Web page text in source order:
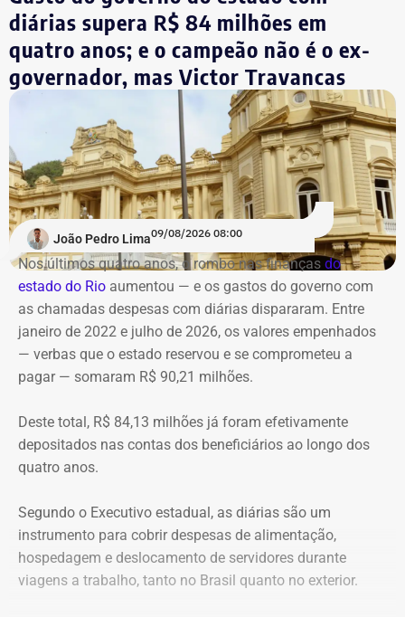
diárias supera R$ 84 milhões em
quatro anos; e o campeão não é o ex-
governador, mas Victor Travancas
João Pedro Lima09/08/2026 08:00
Nos últimos quatro anos, o rombo nas finanças do
estado do Rio aumentou — e os gastos do governo com
as chamadas despesas com diárias dispararam. Entre
janeiro de 2022 e julho de 2026, os valores empenhados
— verbas que o estado reservou e se comprometeu a
pagar — somaram R$ 90,21 milhões.
Deste total, R$ 84,13 milhões já foram efetivamente
depositados nas contas dos beneficiários ao longo dos
quatro anos.
Segundo o Executivo estadual, as diárias são um
instrumento para cobrir despesas de alimentação,
hospedagem e deslocamento de servidores durante
viagens a trabalho, tanto no Brasil quanto no exterior.